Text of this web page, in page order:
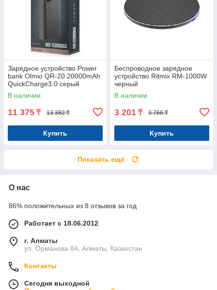
Зарядное устройство Power
bank Olmio QR-20 20000mAh
QuickCharge3.0 серый
В наличии
11 375 ₸ 13 382 ₸
Купить
Беспроводное зарядное
устройство Ritmix RM-1000W
черный
В наличии
3 201 ₸ 3 766 ₸
Купить
Показать ещё
О нас
86% положительных из 8 отзывов за год
Работает с 18.06.2012
г. Алматы
ул. Орманова 84, Алматы, Казахстан
Контакты
Сегодня выходной